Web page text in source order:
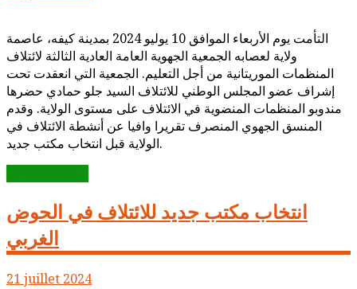
التأمت يوم الأربعاء الموافق 10 يوليو 2024 بمدينة كيفه، عاصمة
ولاية لعصابه الجمعية الجهوية العامة العادية الثالثة لائتلاف
المنظمات الموريتانية من أجل التعليم. الجمعية التي انعقدت تحت
إشراف عضو المجلس الوطني للائتلاف السيد جلو حمادي حضرها
مندوبو المنظمات المنضوية في الائتلاف على مستوى الولاية. وقدم
المنسق الجهوي المنصرف تقريرا وافيا عن أنشطة الائتلاف في
الولاية قبل انتخاب مكتب جديد.
انتخاب مكتب جديد للائتلاف في الحوض
الغربي
21 juillet 2024